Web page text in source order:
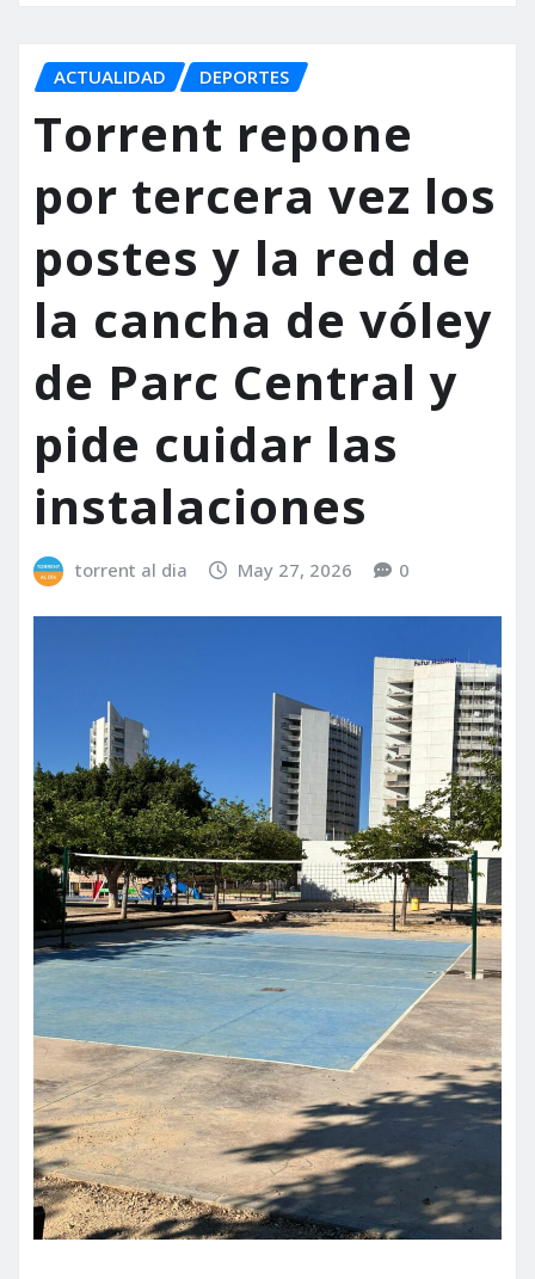
ACTUALIDAD DEPORTES
Torrent repone
por tercera vez los
postes y la red de
la cancha de vóley
de Parc Central y
pide cuidar las
instalaciones
torrent al dia May 27, 2026 0